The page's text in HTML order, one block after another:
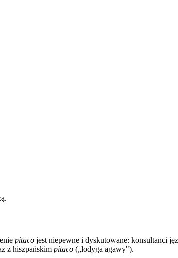
pitaco jest niepewne i dyskutowane: konsultanci
z hiszpańskim pitaco („łodyga agawy").